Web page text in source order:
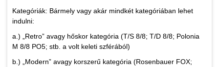
Kategóriák: Bármely vagy akár mindkét kategóriában lehet
indulni:
a.) „Retro” avagy hőskor kategória (T/S 8/8; T/D 8/8; Polonia
M 8/8 PO5; stb. a volt keleti szférából)
b.) „Modern” avagy korszerű kategória (Rosenbauer FOX;